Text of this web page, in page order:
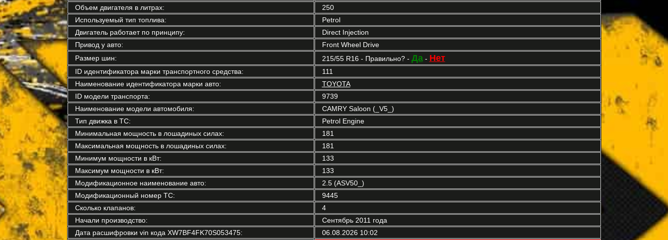
Объем двигателя в литрах:
250
Используемый тип топлива:
Petrol
Двигатель работает по принципу:
Direct Injection
Привод у авто:
Front Wheel Drive
Размер шин:
215/55 R16 - Правильно? - Да- Нет
ID идентификатора марки транспортного средства:
111
Наименование идентификатора марки авто:
TOYOTA
ID модели транспорта:
9739
Наименование модели автомобиля:
CAMRY Saloon (_V5_)
Тип движка в ТС:
Petrol Engine
Минимальная мощность в лошадиных силах:
181
Максимальная мощность в лошадиных силах:
181
Минимум мощности в кВт:
133
Максимум мощности в кВт:
133
Модификационное наименование авто:
2.5 (ASV50_)
Модификационный номер ТС:
9445
Сколько клапанов:
4
Начали производство:
Сентябрь 2011 года
Дата расшифровки vin кода XW7BF4FK70S053475:
06.08.2026 10:02